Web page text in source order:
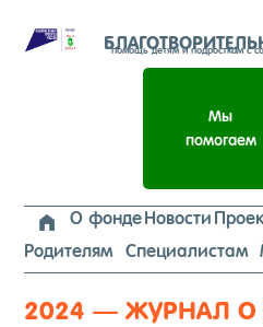
к
помощь детям и подросткам с
Мы
помогаем
 О фондеНовости
Родителям
Специалистам
2024 — ЖУРНАЛ О